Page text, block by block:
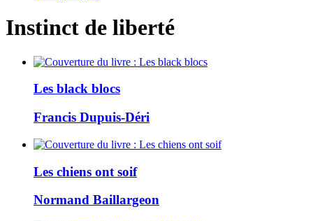
Instinct de liberté
Les black blocs
Francis Dupuis-Déri
Les chiens ont soif
Normand Baillargeon